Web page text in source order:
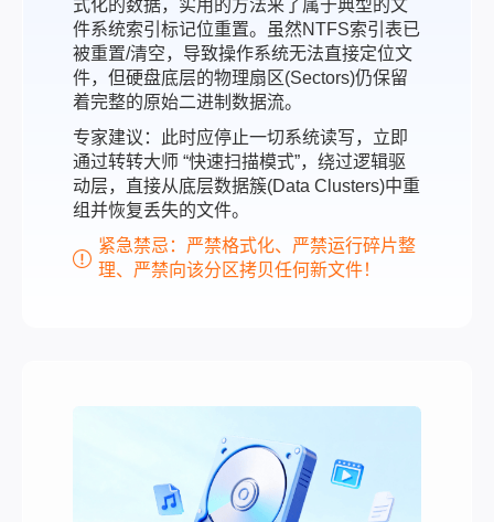
式化的数据，实用的方法来了属于典型的文
件系统索引标记位重置。虽然NTFS索引表已
被重置/清空，导致操作系统无法直接定位文
件，但硬盘底层的物理扇区(Sectors)仍保留
着完整的原始二进制数据流。
专家建议：此时应停止一切系统读写，立即
通过转转大师 “快速扫描模式”，绕过逻辑驱
动层，直接从底层数据簇(Data Clusters)中重
组并恢复丢失的文件。
紧急禁忌：严禁格式化、严禁运行碎片整
理、严禁向该分区拷贝任何新文件！